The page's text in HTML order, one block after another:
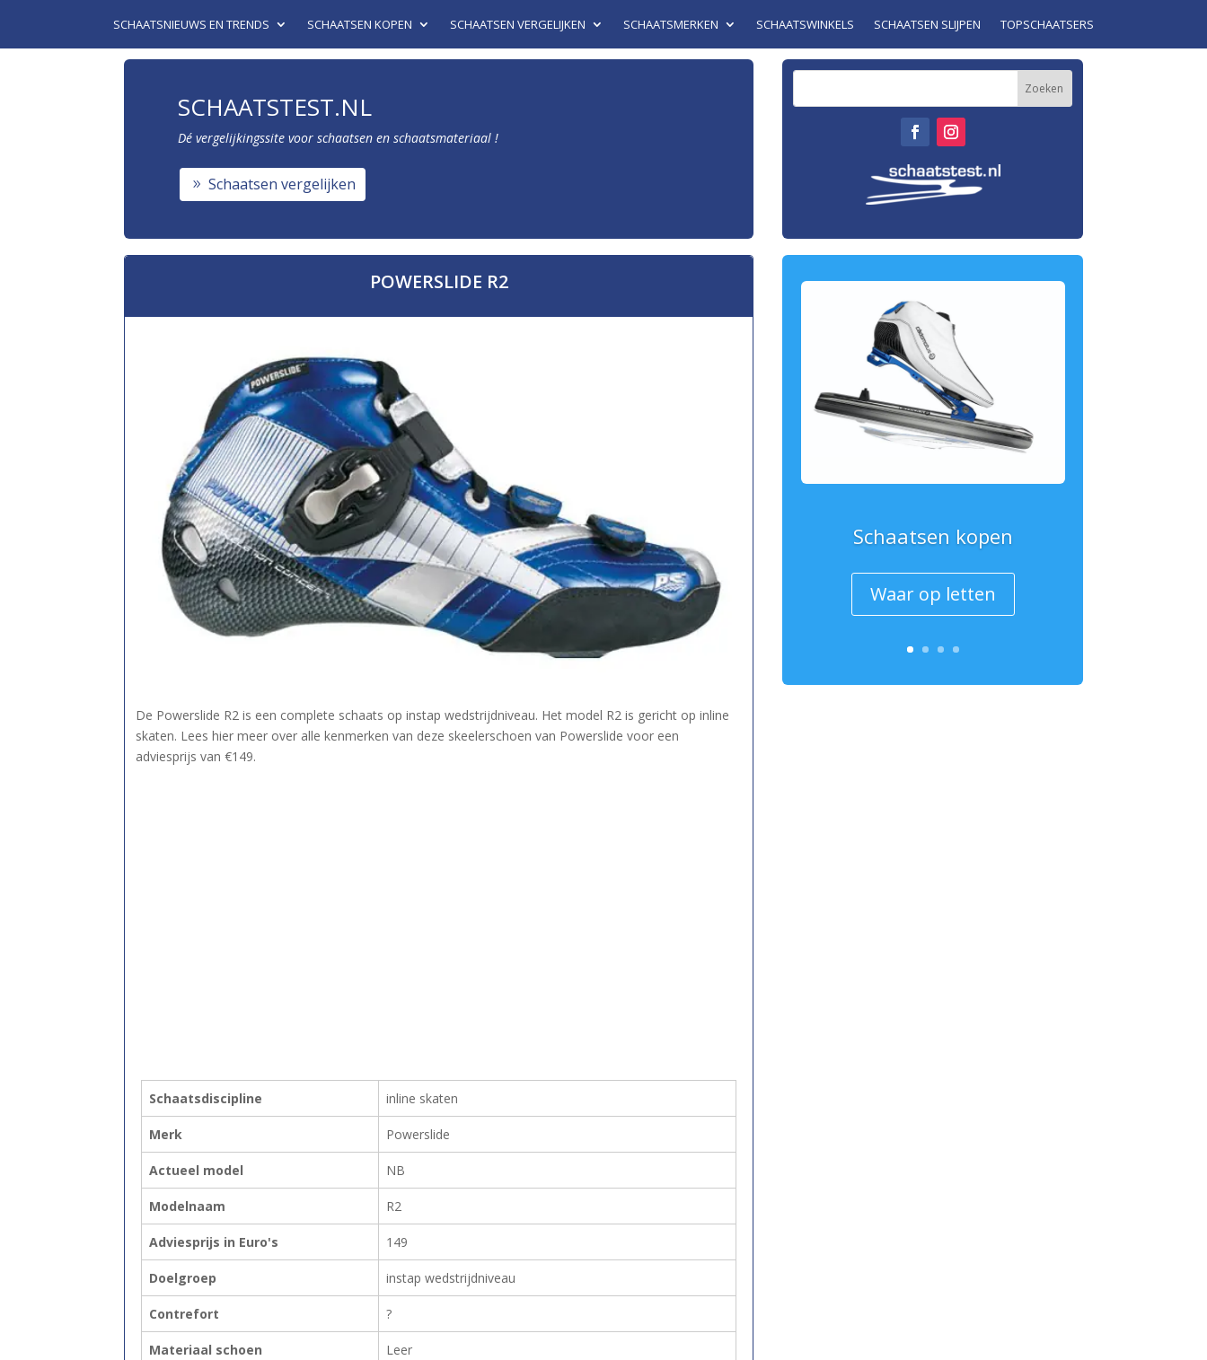
SCHAATSNIEUWS EN TRENDS SCHAATSEN KOPEN SCHAATSEN VERGELIJKEN SCHAATSMERKEN SCHAATSWINKELS SCHAATSEN SLIJPEN TOPSCHAATSERS
SCHAATSTEST.NL
Dé vergelijkingssite voor schaatsen en schaatsmateriaal !
Schaatsen vergelijken
POWERSLIDE R2
De Powerslide R2 is een complete schaats op instap wedstrijdniveau. Het model R2 is gericht op inline
skaten. Lees hier meer over alle kenmerken van deze skeelerschoen van Powerslide voor een
adviesprijs van €149.
Schaatsdiscipline inline skaten
Merk Powerslide
Actueel model NB
Modelnaam R2
Adviesprijs in Euro's 149
Doelgroep instap wedstrijdniveau
Contrefort ?
Materiaal schoen Leer
Schaatsen kopen
Waar op letten